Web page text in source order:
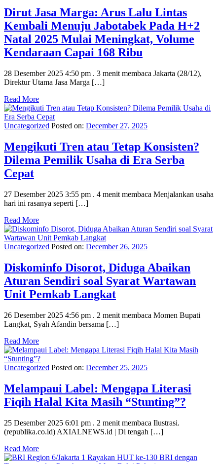
Dirut Jasa Marga: Arus Lalu Lintas
Kembali Menuju Jabotabek Pada H+2
Natal 2025 Mulai Meningkat, Volume
Kendaraan Capai 168 Ribu
28 Desember 2025 4:50 pm . 3 menit membaca Jakarta (28/12),
Direktur Utama Jasa Marga […]
Read More
Uncategorized Posted on: December 27, 2025
Mengikuti Tren atau Tetap Konsisten?
Dilema Pemilik Usaha di Era Serba
Cepat
27 Desember 2025 3:55 pm . 4 menit membaca Menjalankan usaha
hari ini rasanya seperti […]
Read More
Uncategorized Posted on: December 26, 2025
Diskominfo Disorot, Diduga Abaikan
Aturan Sendiri soal Syarat Wartawan
Unit Pemkab Langkat
26 Desember 2025 4:56 pm . 2 menit membaca Momen Bupati
Langkat, Syah Afandin bersama […]
Read More
Uncategorized Posted on: December 25, 2025
Melampaui Label: Mengapa Literasi
Fiqih Halal Kita Masih “Stunting”?
25 Desember 2025 6:01 pm . 2 menit membaca Ilustrasi.
(republika.co.id) AXIALNEWS.id | Di tengah […]
Read More